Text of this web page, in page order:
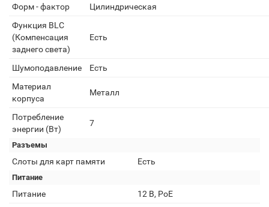
Форм - фактор
Цилиндрическая
Функция BLC
(Компенсация
заднего света)
Есть
Шумоподавление
Есть
Материал
корпуса
Металл
Потребление
энергии (Вт)
7
Разъемы
Слоты для карт памяти Есть
Питание
Питание
12 В, PoE